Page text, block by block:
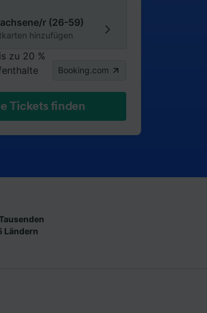
r (26-59)
hinzufügen
zu 20 %
Booking.com
Tickets finden
Ländern